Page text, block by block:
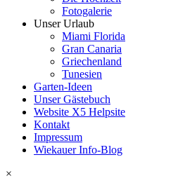
Fotogalerie
Unser Urlaub
Miami Florida
Gran Canaria
Griechenland
Tunesien
Garten-Ideen
Unser Gästebuch
Website X5 Helpsite
Kontakt
Impressum
Wiekauer Info-Blog
×